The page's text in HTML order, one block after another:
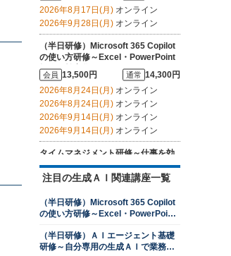
2026年8月17日(月) オンライン
2026年9月28日(月) オンライン
（半日研修）Microsoft 365 Copilot
の使い方研修～Excel・PowerPoint
操作を効率化する
会員 13,500円 通常 14,300円
2026年8月24日(月) オンライン
2026年8月24日(月) オンライン
2026年9月14日(月) オンライン
2026年9月14日(月) オンライン
タイムマネジメント研修～仕事を効
率的に進めるための時間管理を学ぶ
会員 13,500円 通常 14,300円
2026年8月24日(月)
ロジカルシンキング研修
会員 13,500円 通常
14,300円
2026年8月24日(月)オンライン
注目の生成ＡＩ関連講座一覧
（半日研修）Microsoft 365 Copilot
の使い方研修～Excel・PowerPoint
（半日研修）ＡＩエージェント基礎
研修～自分専用の生成ＡＩで業務を